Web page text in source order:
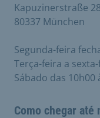
Kapuzinerstraße 28
80337 München
Segunda-feira
Terça-feira a
Sábado das 10h00
Como chegar até